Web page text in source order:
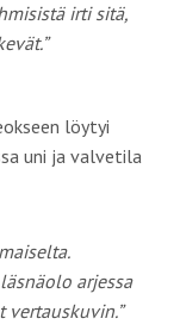
irti sitä,
löytyi
uni ja valvetila
arjessa